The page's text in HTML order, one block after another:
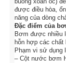
được điều hòa,
năng của dòng
Đặc điểm của
Bơm được nhiều
hỗn hợp các chất
Phạm vi sử dụng
– Cột nước bơm